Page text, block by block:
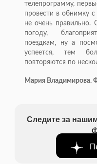
телепрограмму,
провести в обнимку с
не очень правильно.
погоду,
поездкам, ну а
успеется, тем
повторяются по
Мария Владимирова.
Следите за